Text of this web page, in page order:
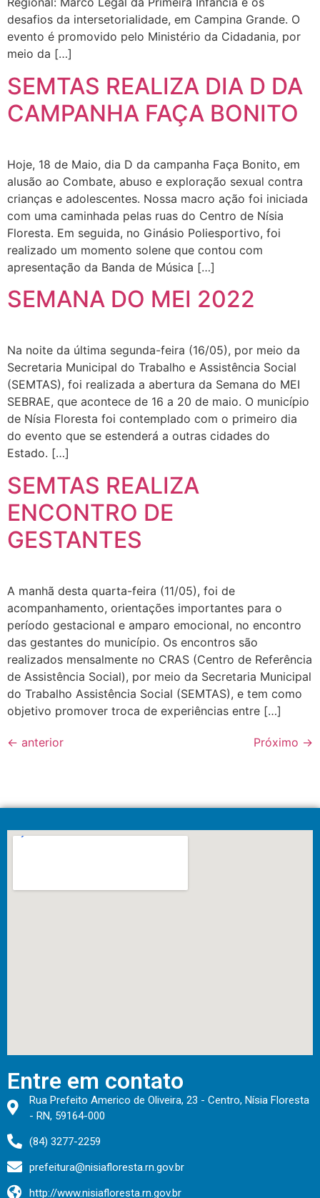
desafios da intersetorialidade, em Campina Grande. O
evento é promovido pelo Ministério da Cidadania, por
meio da […]
SEMTAS REALIZA DIA D DA
CAMPANHA FAÇA BONITO
Hoje, 18 de Maio, dia D da campanha Faça Bonito, em
alusão ao Combate, abuso e exploração sexual contra
crianças e adolescentes. Nossa macro ação foi iniciada
com uma caminhada pelas ruas do Centro de Nísia
Floresta. Em seguida, no Ginásio Poliesportivo, foi
realizado um momento solene que contou com
apresentação da Banda de Música […]
SEMANA DO MEI 2022
Na noite da última segunda-feira (16/05), por meio da
Secretaria Municipal do Trabalho e Assistência Social
(SEMTAS), foi realizada a abertura da Semana do MEI
SEBRAE, que acontece de 16 a 20 de maio. O município
de Nísia Floresta foi contemplado com o primeiro dia
do evento que se estenderá a outras cidades do
Estado. […]
SEMTAS REALIZA
ENCONTRO DE
GESTANTES
A manhã desta quarta-feira (11/05), foi de
acompanhamento, orientações importantes para o
período gestacional e amparo emocional, no encontro
das gestantes do município. Os encontros são
realizados mensalmente no CRAS (Centro de Referência
de Assistência Social), por meio da Secretaria Municipal
do Trabalho Assistência Social (SEMTAS), e tem como
objetivo promover troca de experiências entre […]
← anterior Próximo →
Entre em contato
Rua Prefeito Americo de Oliveira, 23 - Centro, Nísia Floresta
- RN, 59164-000
(84) 3277-2259
prefeitura@nisiafloresta.rn.gov.br
http://www.nisiafloresta.rn.gov.br